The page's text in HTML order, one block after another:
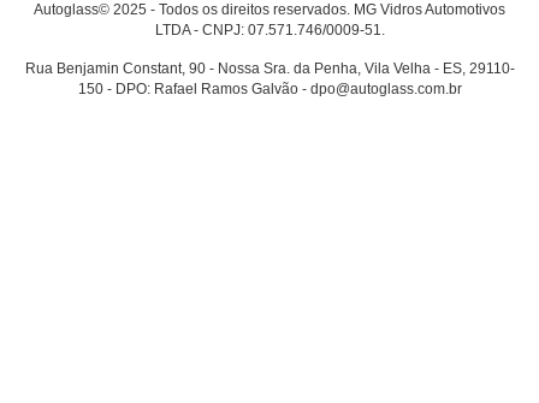
Autoglass© 2025 - Todos os direitos reservados. MG Vidros Automotivos
LTDA - CNPJ: 07.571.746/0009-51.
Rua Benjamin Constant, 90 - Nossa Sra. da Penha, Vila Velha - ES, 29110-
150 - DPO: Rafael Ramos Galvão - dpo@autoglass.com.br